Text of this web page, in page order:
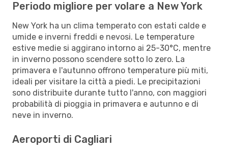
Periodo migliore per volare a New York
New York ha un clima temperato con estati calde e
umide e inverni freddi e nevosi. Le temperature
estive medie si aggirano intorno ai 25-30°C, mentre
in inverno possono scendere sotto lo zero. La
primavera e l'autunno offrono temperature più miti,
ideali per visitare la città a piedi. Le precipitazioni
sono distribuite durante tutto l'anno, con maggiori
probabilità di pioggia in primavera e autunno e di
neve in inverno.
Aeroporti di Cagliari